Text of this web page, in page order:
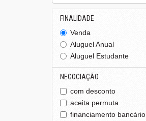
FINALIDADE
Venda
Aluguel Anual
Aluguel Estudante
NEGOCIAÇÃO
com desconto
aceita permuta
financiamento bancário